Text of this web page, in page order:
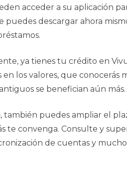
acceder a su aplicación
puedes descargar ahora
ya tienes tu crédito en
en los valores, que conocerás
se benefician aún
también puedes ampliar el
te convenga. Consulte y
de cuentas y mucho